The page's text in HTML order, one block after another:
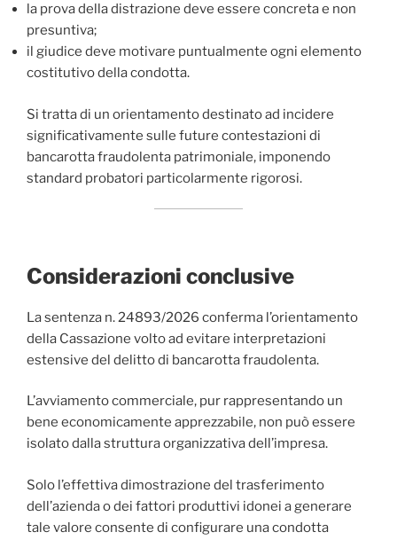
la prova della distrazione deve essere concreta e non
presuntiva;
il giudice deve motivare puntualmente ogni elemento
costitutivo della condotta.
Si tratta di un orientamento destinato ad incidere
significativamente sulle future contestazioni di
bancarotta fraudolenta patrimoniale, imponendo
standard probatori particolarmente rigorosi.
Considerazioni conclusive
La sentenza n. 24893/2026 conferma l’orientamento
della Cassazione volto ad evitare interpretazioni
estensive del delitto di bancarotta fraudolenta.
L’avviamento commerciale, pur rappresentando un
bene economicamente apprezzabile, non può essere
isolato dalla struttura organizzativa dell’impresa.
Solo l’effettiva dimostrazione del trasferimento
dell’azienda o dei fattori produttivi idonei a generare
tale valore consente di configurare una condotta